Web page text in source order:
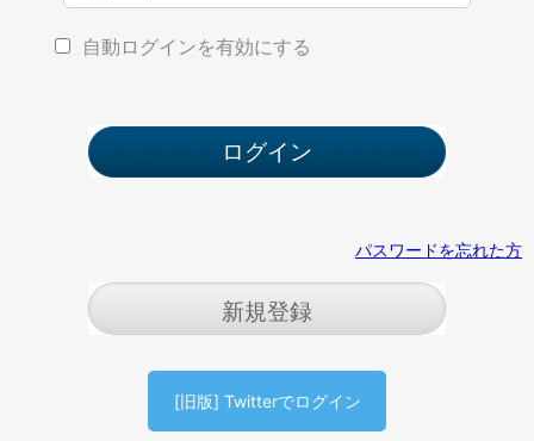
自動ログインを有効にする
パスワードを忘れた方
新規登録
[旧版] Twitterでログイン